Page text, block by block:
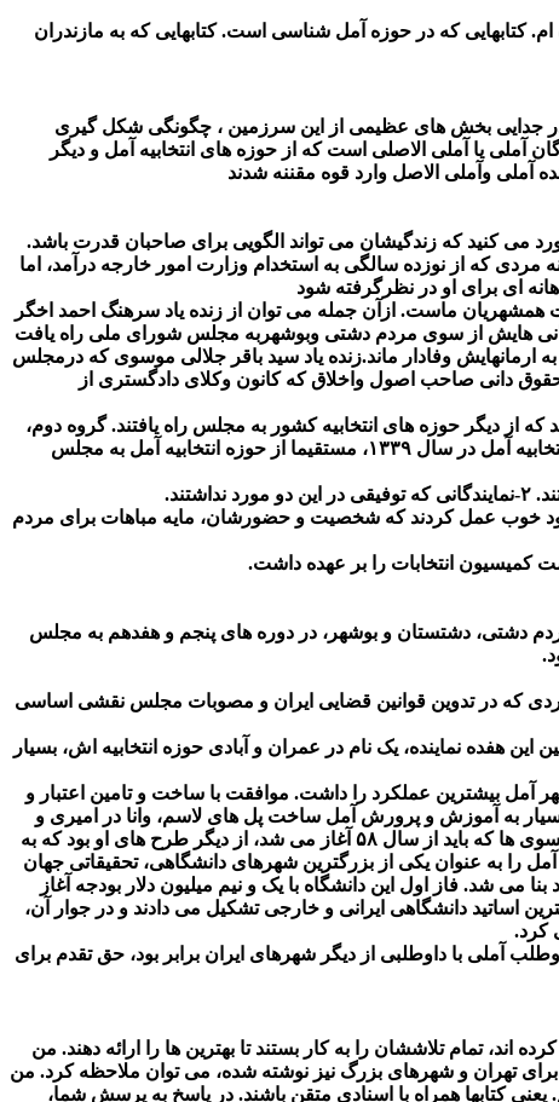
کتابهایی که در حوزه آمل شناسی است. کتابهایی که به مازندران
جدایی بخش های عظیمی از این سرزمین ، چگونگی شکل گیری
یا آملی الاصلی است که از حوزه های انتخابیه آمل و دیگر
می کنید که زندگیشان می تواند الگویی برای صاحبان قدرت باشد.
که از نوزده سالگی به استخدام وزارت امور خارجه درآمد، اما
ای برای او در نظرگرفته شود
همشهریان ماست. ازآن جمله می توان از زنده یاد سرهنگ احمد اخگر
هایش از سوی مردم دشتی وبوشهربه مجلس شورای ملی راه یافت
ارمانهایش وفادار ماند.زنده یاد سید باقر جلالی موسوی که درمجلس
دانی صاحب اصول واخلاق که کانون وکلای دادگستری از
از دیگر حوزه های انتخابیه کشور به مجلس راه یافتند. گروه دوم،
نمایندگانی بودند که تحت لوای عنوان نمایندگی مازندران وارد مجلس شدند و گروه سوم، نمایندگانی هستند که بعد از مستقل شدن حوزه انتخابیه آمل در سال ۱۳۳۹، مستقیما از حوزه انتخابیه آمل به مجلس
خود خوب عمل کردند که شخصیت و حضورشان، مایه مباهات برای مردم
کمیسیون انتخابات را بر عهده داشت.
دشتی، دشتستان و بوشهر، در دوره های پنجم و هفدهم به مجلس
که در تدوین قوانین قضایی ایران و مصوبات مجلس نقشی اساسی
خود داشت. اما از بین این هفده نماینده، یک نام در عمران و آبادی حوزه انتخابیه اش، بسیار
آمل بیشترین عملکرد را داشت. موافقت با ساخت و تامین اعتبار و
به آموزش و پرورش آمل ساخت پل های لاسم، وانا در امیری و
چلاو، بخشی از عملکرد این نماینده مجلس تنها در مدت سه سال و نه ماه بود. گرفتن موافقت برای چهار بانده کردن جاده هراز توسط فرانسوی ها که باید از سال ۵۸ آغاز می شد، از دیگر طرح های او بود که به
به عنوان یکی از بزرگترین شهرهای دانشگاهی، تحقیقاتی جهان
شد. فاز اول این دانشگاه با یک و نیم میلیون دلار بودجه آغاز
دانشگاهی ایرانی و خارجی تشکیل می دادند و در جوار آن،
کرد.
آملی با داوطلبی از دیگر شهرهای ایران برابر بود، حق تقدم برای
تمام تلاششان را به کار بستند تا بهترین ها را ارائه دهند. من
برای تهران و شهرهای بزرگ نیز نوشته شده، می توان ملاحظه کرد. من
کتابها همراه با اسنادی متقن باشند. در پاسخ به پرسش شما،